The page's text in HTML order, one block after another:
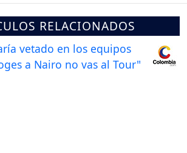
RELACIONADOS